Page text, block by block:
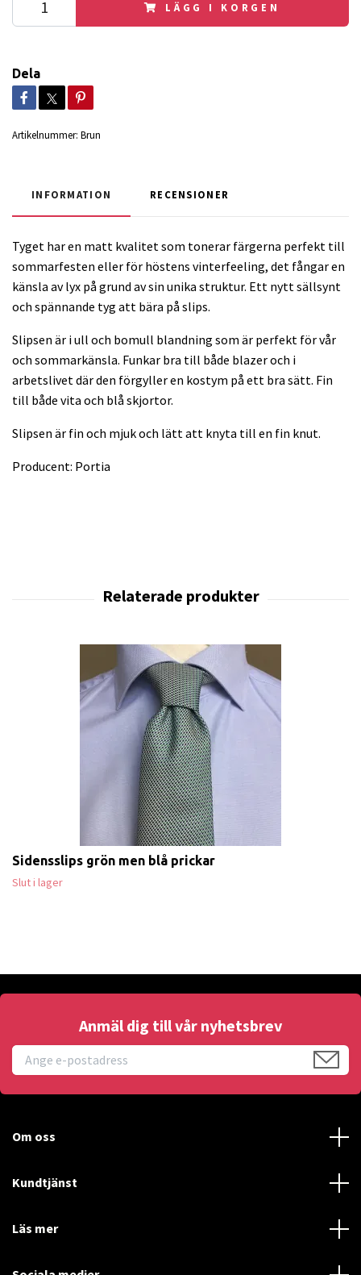
LÄGG I KORGEN
Dela
Artikelnummer: Brun
INFORMATION RECENSIONER
Tyget har en matt kvalitet som tonerar färgerna perfekt till
sommarfesten eller för höstens vinterfeeling, det fångar en
känsla av lyx på grund av sin unika struktur. Ett nytt sällsynt
och spännande tyg att bära på slips.
Slipsen är i ull och bomull blandning som är perfekt för vår
och sommarkänsla. Funkar bra till både blazer och i
arbetslivet där den förgyller en kostym på ett bra sätt. Fin
till både vita och blå skjortor.
Slipsen är fin och mjuk och lätt att knyta till en fin knut.
Producent: Portia
Sidensslips grön men blå prickar
Slut i lager
Anmäl dig till vår nyhetsbrev
Om oss
Kundtjänst
Läs mer